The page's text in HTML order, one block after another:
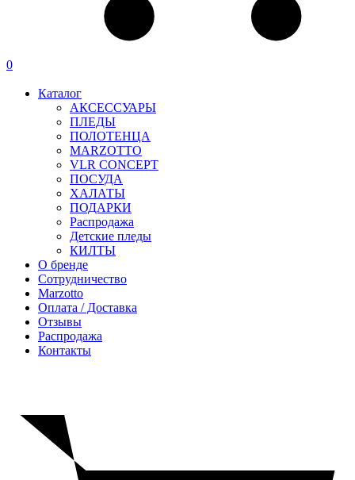
0
Каталог
АКСЕССУАРЫ
ПЛЕДЫ
ПОЛОТЕНЦА
MARZOTTO
VLR CONCEPT
ПОСУДА
ХАЛАТЫ
ПОДАРКИ
Распродажа
Детские пледы
КИЛТЫ
О бренде
Сотрудничество
Marzotto
Оплата / Доставка
Отзывы
Распродажа
Контакты